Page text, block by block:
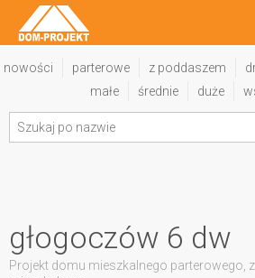
nowości parterowe z poddaszem
małe
średnie duże
głogoczów 6 dw
Projekt domu mieszkalnego parterowego,